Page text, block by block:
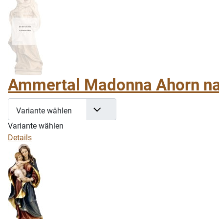
Ammertal Madonna Ahorn
Variante wählen
Variante wählen
Details